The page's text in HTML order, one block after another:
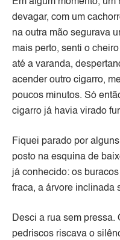
devagar, com um
na outra mão segurava
mais perto, senti o
até a varanda,
acender outro cigarro,
poucos minutos. Só
cigarro já havia virado
Fiquei parado por
posto na esquina de
já conhecido: os
fraca, a árvore inclinada
Desci a rua sem pressa.
pedriscos riscava o